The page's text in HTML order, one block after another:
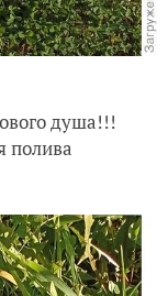
душа!!!
полива